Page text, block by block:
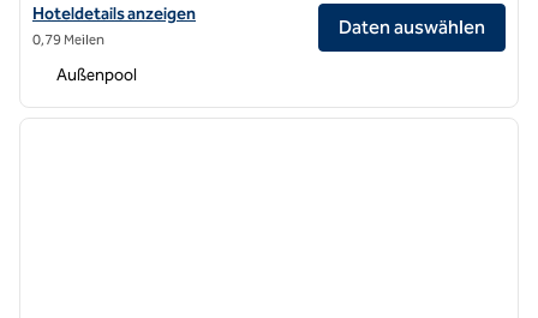
Hoteldetails für das Hilton San Diego Bayfront anzeigen
Hoteldetails anzeigen
0,79 Meilen
Daten auswählen
Außenpool
1 von 12